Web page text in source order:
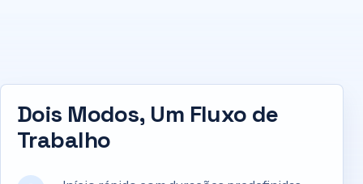
Dois Modos, Um Fluxo de
Trabalho